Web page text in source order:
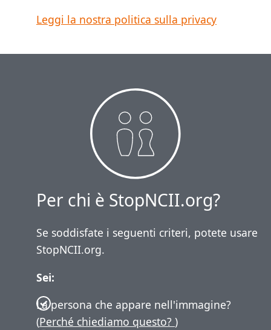
Leggi la nostra politica sulla privacy
Per chi è StopNCII.org?
Se soddisfate i seguenti criteri, potete usare
StopNCII.org.
Sei:
La persona che appare nell'immagine?
(Perché chiediamo questo? )